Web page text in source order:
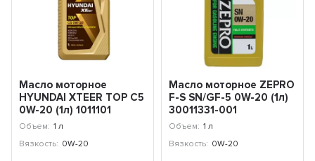
Масло моторное
HYUNDAI XTEER TOP C5
0W-20 (1л) 1011101
Объем: 1 л
Вязкость: 0W-20
Масло моторное ZEPRO
F-S SN/GF-5 0W-20 (1л)
30011331-001
Объем: 1 л
Вязкость: 0W-20